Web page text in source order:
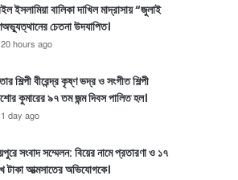
ইসলামিয়া বালিকা দাখিল মাদ্রাসায় “জুলাই
চেতনা উদযাপিত।
20 hours ago
শিল্পী বীরেন্দ্র কৃষ্ণ ভদ্র ও সংগীত শিল্পী
কুমারের ৯৭ তম জন্ম দিবস পালিত হল।
1 day ago
সংবাদ সম্মেলন: বিয়ের নামে প্রতারণা ও ১৭
টাকা আত্মসাতের অভিযোগকে।